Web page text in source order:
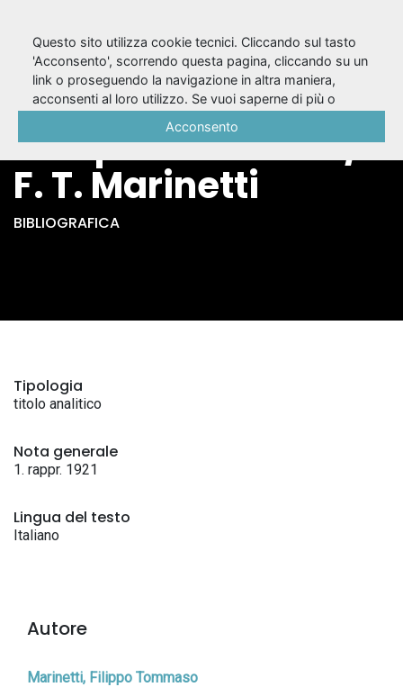
Antineutralità :
compenetrazione /
F. T. Marinetti
BIBLIOGRAFICA
Tipologia
titolo analitico
Nota generale
1. rappr. 1921
Lingua del testo
Italiano
Autore
Marinetti, Filippo Tommaso
Questo sito utilizza cookie tecnici. Cliccando sul tasto
'Acconsento', scorrendo questa pagina, cliccando su un
link o proseguendo la navigazione in altra maniera,
acconsenti al loro utilizzo. Se vuoi saperne di più o
Acconsento